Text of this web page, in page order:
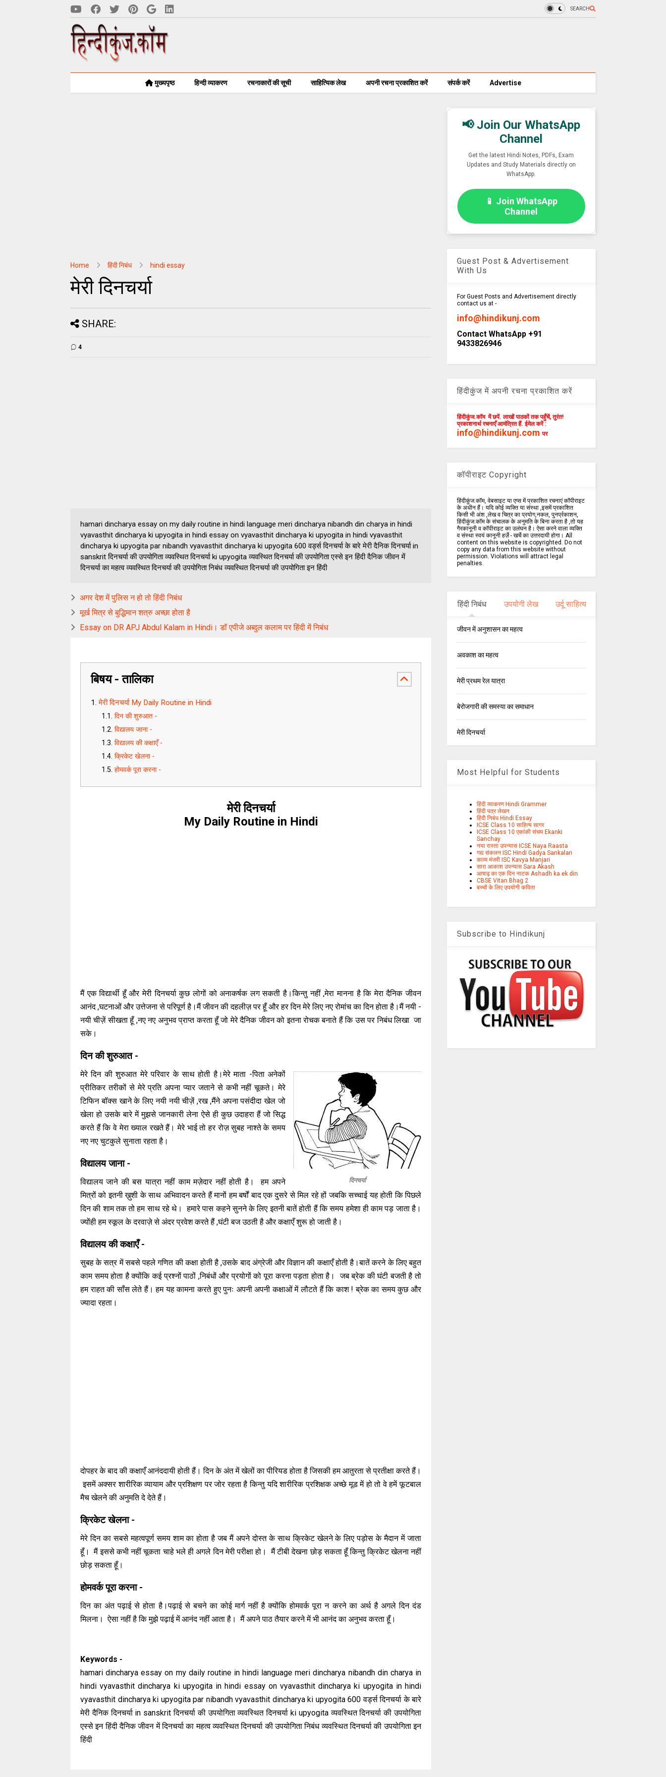
SEARCH
मुख्यपृष्ठ हिन्दी व्याकरण रचनाकारों की सूची साहित्यिक लेख अपनी रचना प्रकाशित करें संपर्क करें Advertise
Home हिंदी निबंध hindi essay
मेरी दिनचर्या
SHARE:
4
hamari dincharya essay on my daily routine in hindi language meri dincharya nibandh din charya in hindi
vyavasthit dincharya ki upyogita in hindi essay on vyavasthit dincharya ki upyogita in hindi vyavasthit
dincharya ki upyogita par nibandh vyavasthit dincharya ki upyogita 600 वर्ड्स दिनचर्या के बारे मेरी दैनिक दिनचर्या in
sanskrit दिनचर्या की उपयोगिता व्यवस्थित दिनचर्या ki upyogita व्यवस्थित दिनचर्या की उपयोगिता एस्से इन हिंदी दैनिक जीवन में
दिनचर्या का महत्व व्यवस्थित दिनचर्या की उपयोगिता निबंध व्यवस्थित दिनचर्या की उपयोगिता इन हिंदी
अगर देश में पुलिस न हो तो हिंदी निबंध
मूर्ख मित्र से बुद्धिमान शत्रु अच्छा होता है
Essay on DR APJ Abdul Kalam in Hindi। डॉ एपीजे अब्दुल कलाम पर हिंदी में निबंध
बिषय - तालिका
मेरी दिनचर्या My Daily Routine in Hindi
दिन की शुरुआत -
विद्यालय जाना -
विद्यालय की कक्षाएँ -
क्रिकेट खेलना -
होमवर्क पूरा करना -
मेरी दिनचर्या
My Daily Routine in Hindi
मैं एक विद्यार्थी हूँ और मेरी दिनचर्या कुछ लोगों को अनाकर्षक लग सकती है।किन्तु नहीं ,मेरा मानना है कि मेरा दैनिक जीवन
आनंद ,घटनाओं और उत्तेजना से परिपूर्ण है।मैं जीवन की दहलीज़ पर हूँ और हर दिन मेरे लिए नए रोमांच का दिन होता है।मैं नयी -
नयी चीज़ें सीखता हूँ ,नए नए अनुभव प्राप्त करता हूँ जो मेरे दैनिक जीवन को इतना रोचक बनाते हैं कि उस पर निबंध लिखा जा
सके।
दिन की शुरुआत -
दिनचर्या
मेरे दिन की शुरुआत मेरे परिवार के साथ होती है।मेरे माता -पिता अनेकों
प्रीतिकर तरीकों से मेरे प्रति अपना प्यार जताने से कभी नहीं चूकते। मेरे
टिफिन बॉक्स खाने के लिए नयी नयी चीज़ें ,रख ,मैंने अपना पसंदीदा खेल जो
खेला हो उसके बारे में मुझसे जानकारी लेना ऐसे ही कुछ उदाहरा हैं जो सिद्ध
करते हैं कि वे मेरा ख्याल रखते हैं। मेरे भाई तो हर रोज़ सुबह नाश्ते के समय
नए नए चुटकुले सुनाता रहता है।
विद्यालय जाना -
विद्यालय जाने की बस यात्रा नहीं काम मज़ेदार नहीं होती है। हम अपने
मित्रों को इतनी ख़ुशी के साथ अभिवादन करते हैं मानों हम बर्षों बाद एक दुसरे से मिल रहे हों जबकि सच्चाई यह होती कि पिछले
दिन की शाम तक तो हम साथ रहे थे। हमारे पास कहने सुनने के लिए इतनी बातें होती हैं कि समय हमेशा ही काम पड़ जाता है।
ज्योंही हम स्कूल के दरवाज़े से अंदर प्रवेश करते हैं ,घंटी बज उठती है और कक्षाएँ शुरू हो जाती है।
विद्यालय की कक्षाएँ -
सुबह के सत्र में सबसे पहले गणित की कक्षा होती है ,उसके बाद अंग्रेजी और विज्ञान की कक्षाएँ होती है।बातें करने के लिए बहुत
काम समय होता है क्योंकि कई प्रश्नों पाठों ,निबंधों और प्रयोगों को पूरा करना पड़ता होता है। जब ब्रेक की घंटी बजती है तो
हम राहत की साँस लेते हैं। हम यह कामना करते हुए पुनः अपनी अपनी कक्षाओं में लौटते हैं कि काश ! ब्रेक का समय कुछ और
ज्यादा रहता।
दोपहर के बाद की कक्षाएँ आनंददायी होती हैं। दिन के अंत में खेलों का पीरियड होता है जिसकी हम आतुरता से प्रतीक्षा करते हैं।
इसमें अक्सर शारीरिक व्यायाम और प्रशिक्षण पर जोर रहता है किन्तु यदि शारीरिक प्रशिक्षक अच्छे मूड में हो तो वे हमें फूटबाल
मैच खेलने की अनुमति दे देते हैं।
क्रिकेट खेलना -
मेरे दिन का सबसे महत्वपूर्ण समय शाम का होता है जब मैं अपने दोस्त के साथ क्रिकेट खेलने के लिए पड़ोस के मैदान में जाता
हूँ। मैं इससे कभी नहीं चूकता चाहे भले ही अगले दिन मेरी परीक्षा हो। मैं टीबी देखना छोड़ सकता हूँ किन्तु क्रिकेट खेलना नहीं
छोड़ सकता हूँ।
होमवर्क पूरा करना -
दिन का अंत पढ़ाई से होता है।पढ़ाई से बचने का कोई मार्ग नहीं है क्योंकि होमवर्क पूरा न करने का अर्थ है अगले दिन दंड
मिलना। ऐसा नहीं है कि मुझे पढ़ाई में आनंद नहीं आता है। मैं अपने पाठ तैयार करने में भी आनंद का अनुभव करता हूँ।
Keywords -
hamari dincharya essay on my daily routine in hindi language meri dincharya nibandh din charya in
hindi vyavasthit dincharya ki upyogita in hindi essay on vyavasthit dincharya ki upyogita in hindi
vyavasthit dincharya ki upyogita par nibandh vyavasthit dincharya ki upyogita 600 वर्ड्स दिनचर्या के बारे
मेरी दैनिक दिनचर्या in sanskrit दिनचर्या की उपयोगिता व्यवस्थित दिनचर्या ki upyogita व्यवस्थित दिनचर्या की उपयोगिता
एस्से इन हिंदी दैनिक जीवन में दिनचर्या का महत्व व्यवस्थित दिनचर्या की उपयोगिता निबंध व्यवस्थित दिनचर्या की उपयोगिता इन
हिंदी
📢 Join Our WhatsApp
Channel
Get the latest Hindi Notes, PDFs, Exam
Updates and Study Materials directly on
WhatsApp.
📱 Join WhatsApp
Channel
Guest Post & Advertisement
With Us
For Guest Posts and Advertisement directly
contact us at -
info@hindikunj.com
Contact WhatsApp +91
9433826946
हिंदीकुंज में अपनी रचना प्रकाशित करें
हिंदीकुंज.कॉम में छपें. लाखों पाठकों तक पहुँचें, तुरंत!
प्रकाशनार्थ रचनाएँ आमंत्रित हैं. ईमेल करें :
info@hindikunj.com पर
कॉपीराइट Copyright
हिंदीकुंज.कॉम, वेबसाइट या एप्स में प्रकाशित रचनाएं कॉपीराइट
के अधीन हैं। यदि कोई व्यक्ति या संस्था ,इसमें प्रकाशित
किसी भी अंश ,लेख व चित्र का प्रयोग,नकल, पुनर्प्रकाशन,
हिंदीकुंज.कॉम के संचालक के अनुमति के बिना करता है ,तो यह
गैरकानूनी व कॉपीराइट का उलंघन है। ऐसा करने वाला व्यक्ति
व संस्था स्वयं कानूनी हर्ज़े - खर्चे का उत्तरदायी होगा। All
content on this website is copyrighted. Do not
copy any data from this website without
permission. Violations will attract legal
penalties.
हिंदी निबंध उपयोगी लेख उर्दू साहित्य
जीवन में अनुशासन का महत्व
अवकाश का महत्व
मेरी प्रथम रेल यात्रा
बेरोजगारी की समस्या का समाधान
मेरी दिनचर्या
Most Helpful for Students
हिंदी व्याकरण Hindi Grammer
हिंदी पत्र लेखन
हिंदी निबंध Hindi Essay
ICSE Class 10 साहित्य सागर
ICSE Class 10 एकांकी संचय Ekanki
Sanchay
नया रास्ता उपन्यास ICSE Naya Raasta
गद्य संकलन ISC Hindi Gadya Sankalan
काव्य मंजरी ISC Kavya Manjari
सारा आकाश उपन्यास Sara Akash
आषाढ़ का एक दिन नाटक Ashadh ka ek din
CBSE Vitan Bhag 2
बच्चों के लिए उपयोगी कविता
Subscribe to Hindikunj